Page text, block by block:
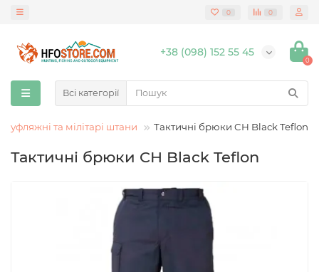
0 0
+38 (098) 152 55 45
0
Всі категорії
та мілітарі штани Тактичні брюки CH Black Teflon
Тактичні брюки CH Black Teflon